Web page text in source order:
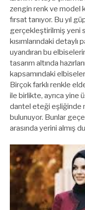
zengin renk ve model
fırsat tanıyor. Bu yıl
gerçekleştirilmiş yeni
kısımlarındaki detaylı
uyandıran bu
tasarım altında
kapsamındaki
Birçok farklı renkle
ile birlikte, ayrıca yine
dantel eteği eşliğinde
bulunuyor. Bunlar
arasında yerini almış